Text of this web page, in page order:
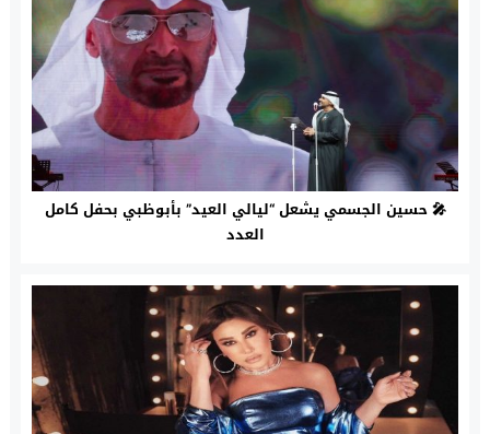
🎤 حسين الجسمي يشعل “ليالي العيد” بأبوظبي بحفل كامل
العدد